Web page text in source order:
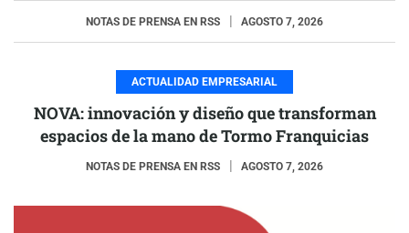
NOTAS DE PRENSA EN RSS AGOSTO 7, 2026
ACTUALIDAD EMPRESARIAL
NOVA: innovación y diseño que transforman
espacios de la mano de Tormo Franquicias
NOTAS DE PRENSA EN RSS AGOSTO 7, 2026